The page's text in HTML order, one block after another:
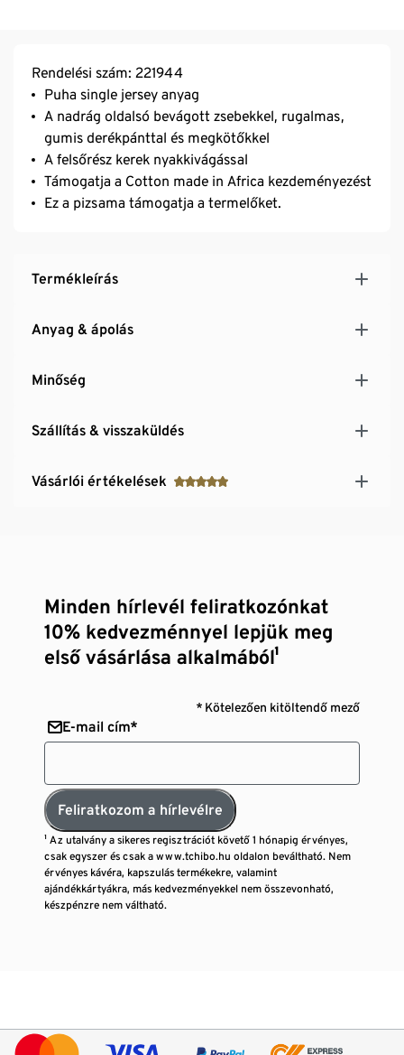
Rendelési szám: 221944
Puha single jersey anyag
A nadrág oldalsó bevágott zsebekkel, rugalmas,
gumis derékpánttal és megkötőkkel
A felsőrész kerek nyakkivágással
Támogatja a Cotton made in Africa kezdeményezést
Ez a pizsama támogatja a termelőket.
Termékleírás
Anyag & ápolás
Minőség
Szállítás & visszaküldés
Vásárlói értékelések
Minden hírlevél feliratkozónkat
10% kedvezménnyel lepjük meg
első vásárlása alkalmából¹
* Kötelezően kitöltendő mező
E-mail cím*
Feliratkozom a hírlevélre
¹ Az utalvány a sikeres regisztrációt követő 1 hónapig érvényes,
csak egyszer és csak a www.tchibo.hu oldalon beváltható. Nem
érvényes kávéra, kapszulás termékekre, valamint
ajándékkártyákra, más kedvezményekkel nem összevonható,
készpénzre nem váltható.